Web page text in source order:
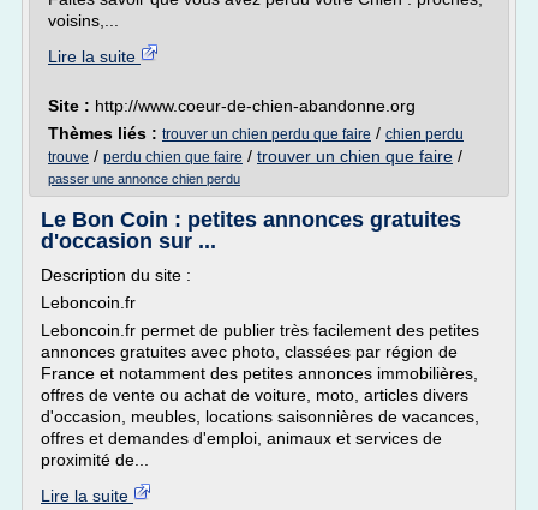
voisins,...
Lire la suite
Site : http://www.coeur-de-chien-abandonne.org
Thèmes liés : trouver un chien perdu que faire / chien perdu
trouve / perdu chien que faire / trouver un chien que faire /
passer une annonce chien perdu
Le Bon Coin : petites annonces gratuites
d'occasion sur ...
Description du site :
Leboncoin.fr
Leboncoin.fr permet de publier très facilement des petites
annonces gratuites avec photo, classées par région de
France et notamment des petites annonces immobilières,
offres de vente ou achat de voiture, moto, articles divers
d'occasion, meubles, locations saisonnières de vacances,
offres et demandes d'emploi, animaux et services de
proximité de...
Lire la suite